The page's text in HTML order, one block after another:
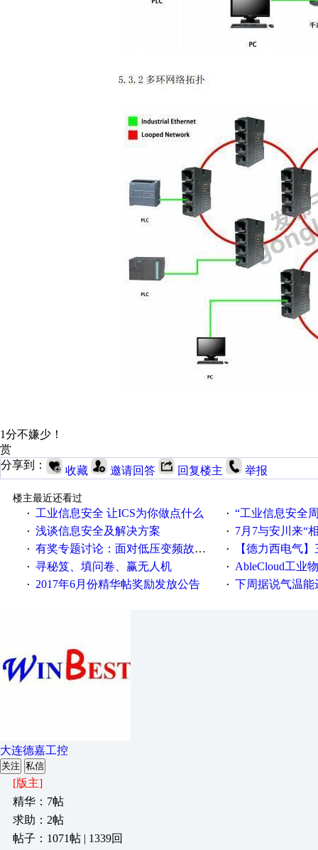
1分不嫌少！
赏
分享到：
收藏 邀请回答 回复楼主 举报
楼主最近还看过
·
工业信息安全 让ICS为你做点什么 · “工业信息安全周之我见”
· 浅谈信息安全及解决方案 · 7月7与安川来“
· 有奖专题讨论：面对低压变频故障，老手是这样解决的！ · 【德力西电气】三
· 寻秘笈、填问卷、赢无人机 · AbleCloud工业物联
· 2017年6月份精华帖奖励发放公告 · 下周据说气温能
大连德嘉工控
关注 私信
[版主]
精华：7帖
求助：2帖
帖子：1071帖 | 1339回